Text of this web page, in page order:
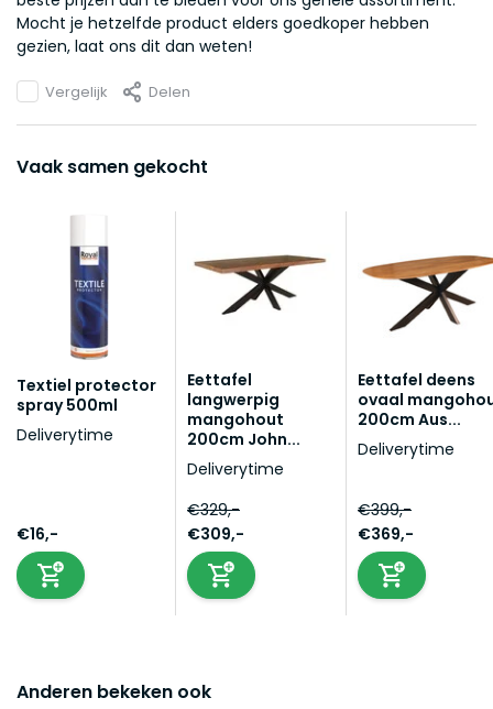
Mocht je hetzelfde product elders goedkoper hebben
gezien, laat ons dit dan weten!
Vergelijk Delen
Vaak samen gekocht
Textiel protector
spray 500ml
Deliverytime
€16,-
Eettafel
langwerpig
mangohout
200cm John...
Deliverytime
€329,-
€309,-
Eettafel deens
ovaal
200cm Aus...
Deliverytime
€399,-
€369,-
Anderen bekeken ook